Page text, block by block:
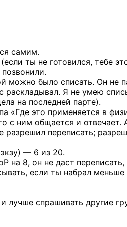
самим.
ты не готовился, тебе
можно было списать. Он не
раскладывал. Я не умею
на последней парте).
«Где это применяется в
с ним общается и отвечает.
переписать;
— 6 из 20.
на 8, он не даст переписать,
если ты набрал меньше
лучше спрашивать другие